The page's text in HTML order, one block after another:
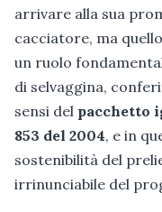
arrivare alla sua
cacciatore, ma
un ruolo
di selvaggina,
sensi del pacchetto
853 del 2004, e in
sostenibilità del
irrinunciabile del